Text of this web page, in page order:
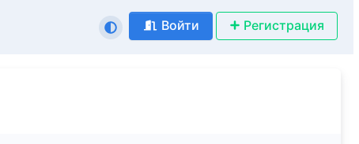
Войти Регистрация